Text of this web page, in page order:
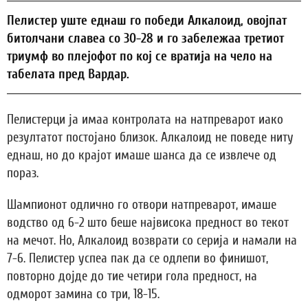
Пелистер уште еднаш го победи Алкалоид, овојпат
битолчани славеа со 30-28 и го забележаа третиот
триумф во плејофот по кој се вратија на чело на
табелата пред Вардар.
Пелистерци ја имаа контролата на натпреварот иако
резултатот постојано близок. Алкалоид не поведе ниту
еднаш, но до крајот имаше шанса да се извлече од
пораз.
Шампионот одлично го отвори натпреварот, имаше
водство од 6-2 што беше највисока предност во текот
на мечот. Но, Алкалоид возврати со серија и намали на
7-6. Пелистер успеа пак да се одлепи во финишот,
повторно дојде до тие четири гола предност, на
одморот замина со три, 18-15.